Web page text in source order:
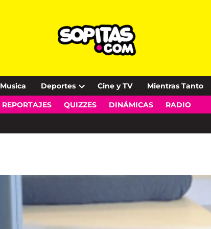
Musica Deportes
Open
dropdown
Cine y TV Mientras Tanto
REPORTAJES QUIZZES DINÁMICAS RADIO